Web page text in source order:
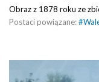
Obraz z 1878 roku ze
Postaci powiązane:#